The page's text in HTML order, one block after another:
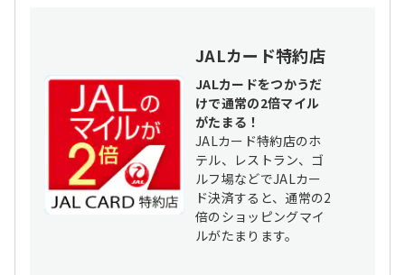
JALカード特約店
JALカードをつかうだ
けで通常の2倍マイル
がたまる！
JALカード特約店のホ
テル、レストラン、ゴ
ルフ場などでJALカー
ド決済すると、通常の2
倍のショッピングマイ
ルがたまります。